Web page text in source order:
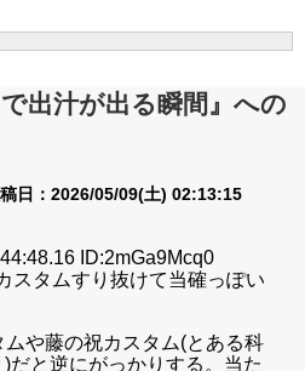
出汁が出る瞬間』への
日：2026/05/09(土) 02:13:15
ID:2mGa9Mcq0
スタムすり抜けて当確っぽい
や藤の祝カスタム(とある科
だと逆にがっかりする。当た